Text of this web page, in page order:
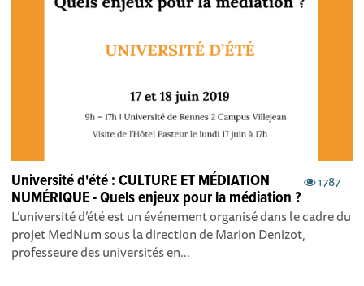
1787
Université d'été : CULTURE ET MÉDIATION
NUMÉRIQUE - Quels enjeux pour la médiation ?
L’université d’été est un événement organisé dans le cadre du
projet MedNum sous la direction de Marion Denizot,
professeure des universités en...